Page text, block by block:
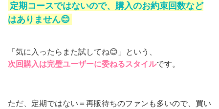
定期コースではないので、購入のお約束回数など
はありません😊
「気に入ったらまた試してね😊」という、
次回購入は完璧ユーザーに委ねるスタイルです。
ただ、定期ではない＝再販待ちのファンも多いので、買い